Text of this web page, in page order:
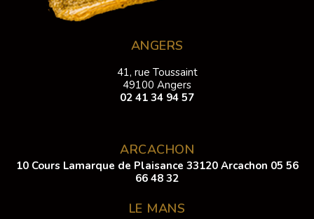
ANGERS
41, rue Toussaint
49100 Angers
02 41 34 94 57
ARCACHON
10 Cours Lamarque de Plaisance 33120 Arcachon 05 56
66 48 32
LE MANS